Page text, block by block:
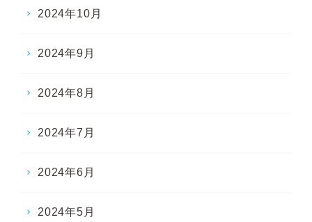
2024年10月
2024年9月
2024年8月
2024年7月
2024年6月
2024年5月